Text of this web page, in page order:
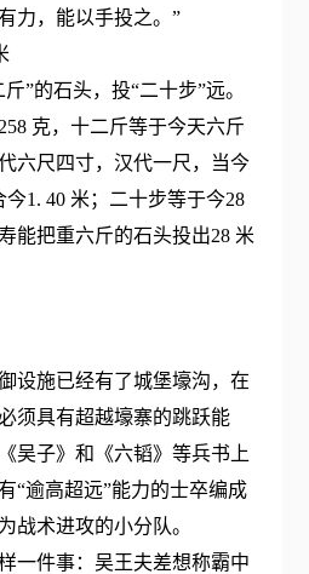
力，能以手投之。”
”的石头，投“二十步”远。
克，十二斤等于今天六斤
六尺四寸，汉代一尺，当今
今1. 40 米；二十步等于今28
能把重六斤的石头投出28 米
设施已经有了城堡壕沟，在
须具有超越壕寨的跳跃能
吴子》和《六韬》等兵书上
“逾高超远”能力的士卒编成
战术进攻的小分队。
一件事：吴王夫差想称霸中